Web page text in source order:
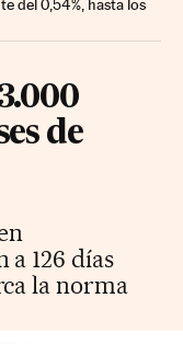
del 0,54%, hasta los
de
126 días
la norma